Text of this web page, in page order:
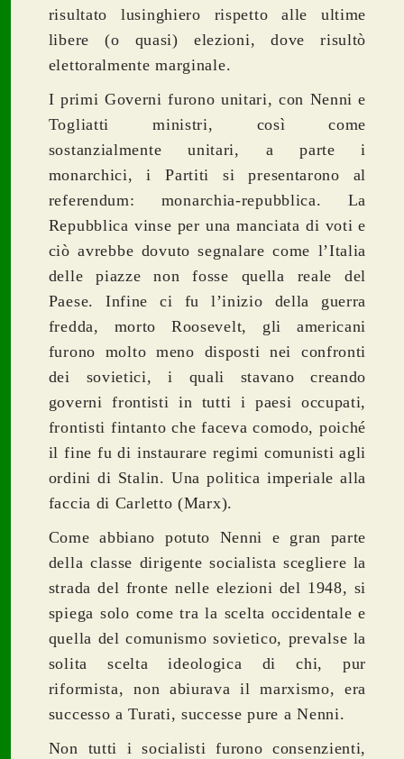
risultato lusinghiero rispetto alle ultime
libere (o quasi) elezioni, dove risultò
elettoralmente marginale.
I primi Governi furono unitari, con Nenni e
Togliatti ministri, così come
sostanzialmente unitari, a parte i
monarchici, i Partiti si presentarono al
referendum: monarchia-repubblica. La
Repubblica vinse per una manciata di voti e
ciò avrebbe dovuto segnalare come l’Italia
delle piazze non fosse quella reale del
Paese. Infine ci fu l’inizio della guerra
fredda, morto Roosevelt, gli americani
furono molto meno disposti nei confronti
dei sovietici, i quali stavano creando
governi frontisti in tutti i paesi occupati,
frontisti fintanto che faceva comodo, poiché
il fine fu di instaurare regimi comunisti agli
ordini di Stalin. Una politica imperiale alla
faccia di Carletto (Marx).
Come abbiano potuto Nenni e gran parte
della classe dirigente socialista scegliere la
strada del fronte nelle elezioni del 1948, si
spiega solo come tra la scelta occidentale e
quella del comunismo sovietico, prevalse la
solita scelta ideologica di chi, pur
riformista, non abiurava il marxismo, era
successo a Turati, successe pure a Nenni.
Non tutti i socialisti furono consenzienti,